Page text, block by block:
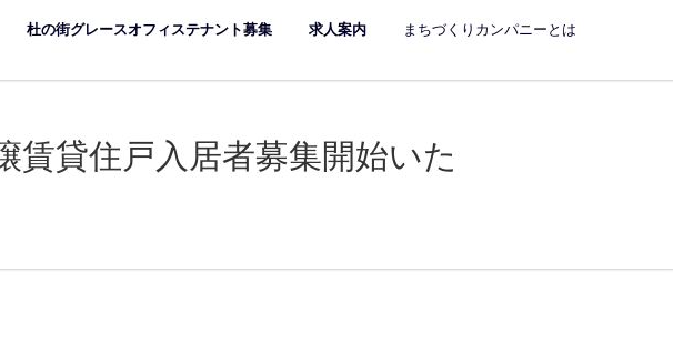
杜の街グレースオフィステナント募集 求人案内 まちづくりカンパニーとは
賃貸住戸入居者募集開始いた